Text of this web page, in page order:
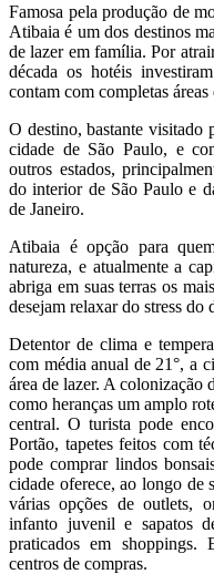
Famosa pela produção de
Atibaia é um dos destinos
de lazer em família. Por
década os hotéis
contam com completas
O destino, bastante visitado
cidade de São Paulo, e
outros estados,
do interior de São Paulo e
de Janeiro.
Atibaia é opção para
natureza, e atualmente a
abriga em suas terras os
desejam relaxar do stress do
Detentor de clima e
com média anual de 21°, a
área de lazer. A colonização
como heranças um amplo
central. O turista pode
Portão, tapetes feitos com
pode comprar lindos
cidade oferece, ao longo de
várias opções de outlets,
infanto juvenil e sapatos
praticados em shoppings.
centros de compras.